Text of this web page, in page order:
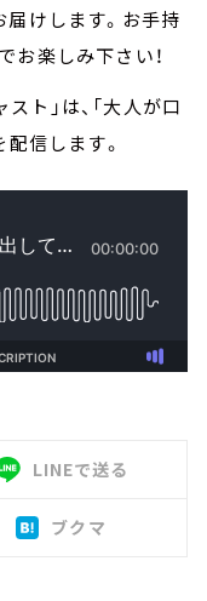
届けします。お手持
お楽しみ下さい！
ト」は、「大人が口
信します。
LINEで送る
ブクマ